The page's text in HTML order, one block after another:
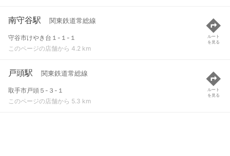
南守谷駅 関東鉄道常総線
守谷市けやき台１-１-１
このページの店舗から 4.2 km
ルート
を見る
戸頭駅 関東鉄道常総線
取手市戸頭５-３-１
このページの店舗から 5.3 km
ルート
を見る